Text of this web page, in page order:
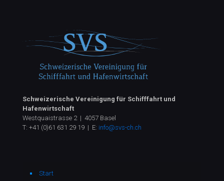
Schweizerische Vereinigung für Schifffahrt und
Hafenwirtschaft
Westquaistrasse 2 | 4057 Basel
T: +41 (0)61 631 29 19 | E: info@svs-ch.ch
Start